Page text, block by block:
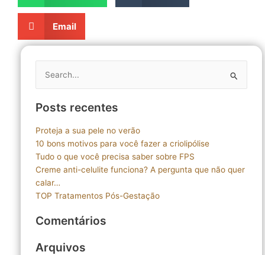
Email
Pesquisar
por:
Posts recentes
Proteja a sua pele no verão
10 bons motivos para você fazer a criolipólise
Tudo o que você precisa saber sobre FPS
Creme anti-celulite funciona? A pergunta que não quer
calar…
TOP Tratamentos Pós-Gestação
Comentários
Arquivos